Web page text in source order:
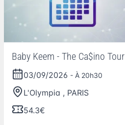
Baby Keem - The Ca$ino Tour
03/09/2026 - À 20h30
L'Olympia , PARIS
54.3€